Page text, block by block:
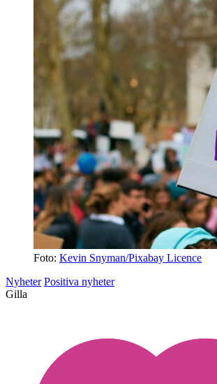
Foto: Kevin Snyman/Pixabay Licence
Nyheter Positiva nyheter
Gilla